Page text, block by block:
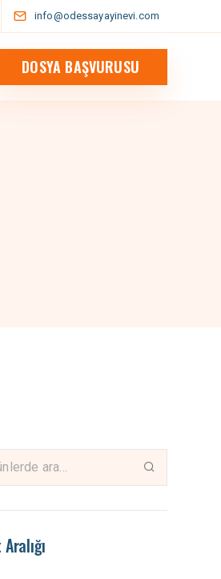
info@odessayayinevi.com
DOSYA BAŞVURUSU